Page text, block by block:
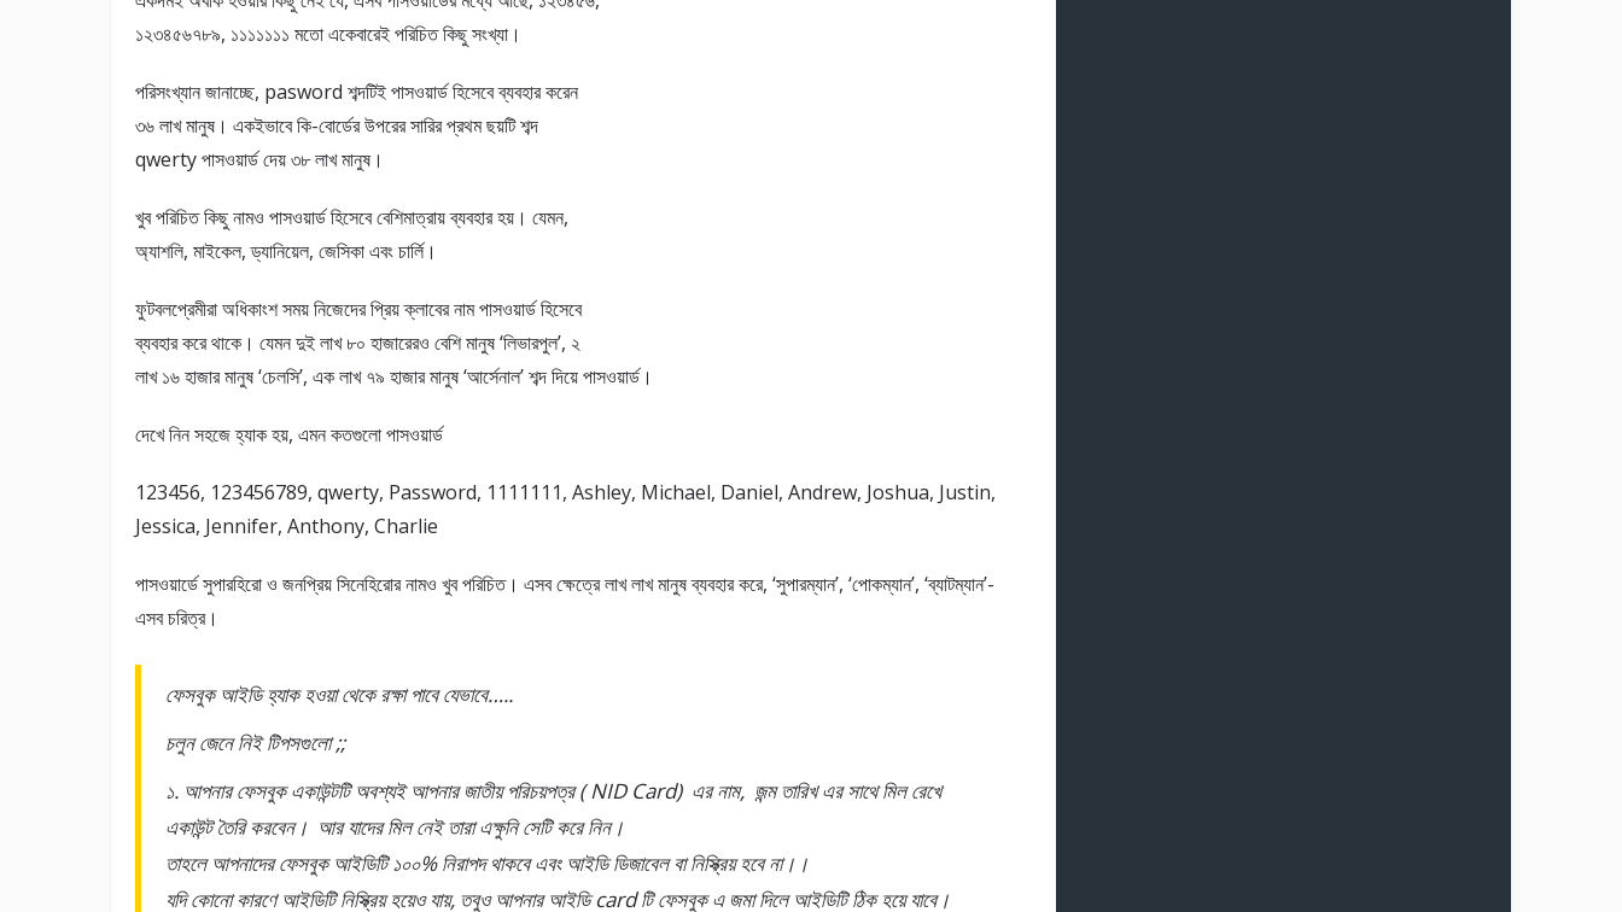
১২৩৪৫৬৭৮৯, ১১১১১১১ মতো একেবারেই পরিচিত কিছু সংখ্যা।
পরিসংখ্যান জানাচ্ছে, pasword শব্দটিই পাসওয়ার্ড হিসেবে ব্যবহার করেন
৩৬ লাখ মানুষ। একইভাবে কি-বোর্ডের উপরের সারির প্রথম ছয়টি শব্দ
qwerty পাসওয়ার্ড দেয় ৩৮ লাখ মানুষ।
খুব পরিচিত কিছু নামও পাসওয়ার্ড হিসেবে বেশিমাত্রায় ব্যবহার হয়। যেমন,
অ্যাশলি, মাইকেল, ড্যানিয়েল, জেসিকা এবং চার্লি।
ফুটবলপ্রেমীরা অধিকাংশ সময় নিজেদের প্রিয় ক্লাবের নাম পাসওয়ার্ড হিসেবে
ব্যবহার করে থাকে। যেমন দুই লাখ ৮০ হাজারেরও বেশি মানুষ ‘লিভারপুল’, ২
লাখ ১৬ হাজার মানুষ ‘চেলসি’, এক লাখ ৭৯ হাজার মানুষ ‘আর্সেনাল’ শব্দ দিয়ে পাসওয়ার্ড।
দেখে নিন সহজে হ্যাক হয়, এমন কতগুলো পাসওয়ার্ড
123456, 123456789, qwerty, Password, 1111111, Ashley, Michael, Daniel, Andrew, Joshua, Justin,
Jessica, Jennifer, Anthony, Charlie
পাসওয়ার্ডে সুপারহিরো ও জনপ্রিয় সিনেহিরোর নামও খুব পরিচিত। এসব ক্ষেত্রে লাখ লাখ মানুষ ব্যবহার করে, ‘সুপারম্যান’, ‘পোকম্যান’, ‘ব্যাটম্যান’-
এসব চরিত্র।
ফেসবুক আইডি হ্যাক হওয়া থেকে রক্ষা পাবে যেভাবে…..
চলুন জেনে নিই টিপসগুলো ;;
১. আপনার ফেসবুক একাউন্টটি অবশ্যই আপনার জাতীয় পরিচয়পত্র ( NID Card) এর নাম, জন্ম তারিখ এর সাথে মিল রেখে
একাউন্ট তৈরি করবেন। আর যাদের মিল নেই তারা এক্ষুনি সেটি করে নিন।
তাহলে আপনাদের ফেসবুক আইডিটি ১০০% নিরাপদ থাকবে এবং আইডি ডিজাবেল বা নিস্ক্রিয় হবে না।।
যদি কোনো কারণে আইডিটি নিস্ক্রিয় হয়েও যায়, তবুও আপনার আইডি card টি ফেসবুক এ জমা দিলে আইডিটি ঠিক হয়ে যাবে।